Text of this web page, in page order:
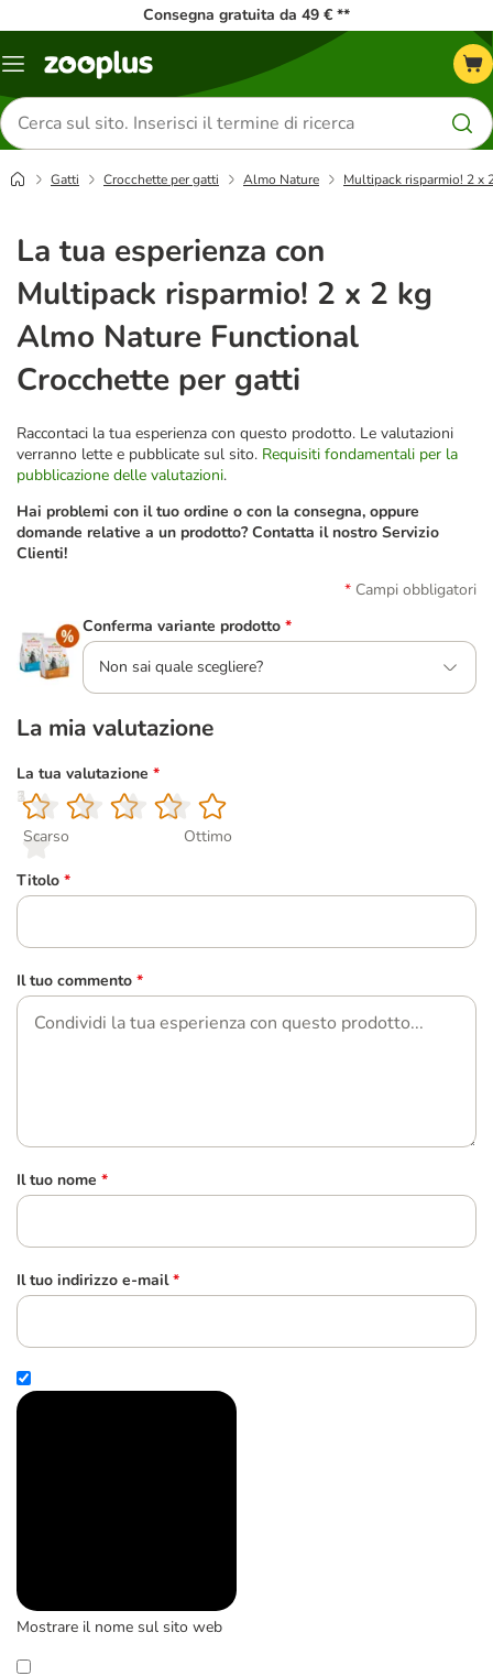
Consegna gratuita da 49 € **
Overview
Cerca
prodotti
Gatti Crocchette per gatti Almo Nature Multipack risparmio! 2 x
La tua esperienza con
Multipack risparmio! 2 x 2 kg
Almo Nature Functional
Crocchette per gatti
Raccontaci la tua esperienza con questo prodotto. Le valutazioni
verranno lette e pubblicate sul sito. Requisiti fondamentali per la
pubblicazione delle valutazioni.
Hai problemi con il tuo ordine o con la consegna, oppure
domande relative a un prodotto? Contatta il nostro Servizio
Clienti!
Campi obbligatori
Conferma variante prodotto *
Non sai quale scegliere?
La mia valutazione
La tua valutazione *
1
Scarso
2
3
4
5
Ottimo
Titolo *
Il tuo commento *
Il tuo nome *
Il tuo indirizzo e-mail *
Mostrare il nome sul sito web